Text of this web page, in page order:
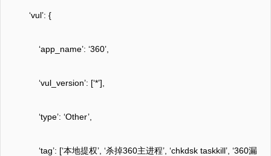
‘vul’: {
‘app_name’: ‘360’,
‘vul_version’: [‘*’],
‘type’: ‘Other’,
‘tag’: [‘本地提权’, ‘杀掉360主进程’, ‘chkdsk taskkill’, ‘360漏